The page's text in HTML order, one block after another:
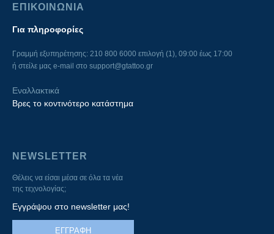
ΕΠΙΚΟΙΝΩΝΙΑ
Για πληροφορίες
Γραμμή εξυπηρέτησης: 210 800 6000 επιλογή (1), 09:00 έως 17:00
ή στείλε μας e-mail στο support@gtattoo.gr
Εναλλακτικά
Βρες το κοντινότερο κατάστημα
NEWSLETTER
Θέλεις να είσαι μέσα σε όλα τα νέα
της τεχνολογίας;
Εγγράψου στο newsletter μας!
ΕΓΓΡΑΦΗ